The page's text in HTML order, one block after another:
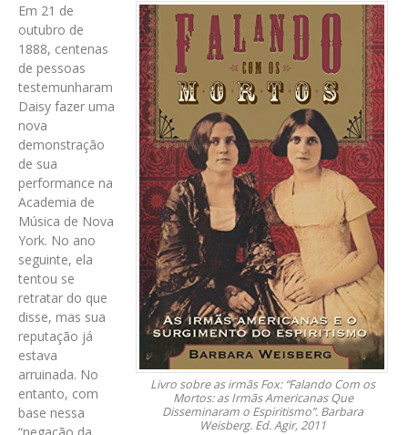
Livro sobre as irmãs Fox: “Falando Com os
Mortos: as Irmãs Americanas Que
Disseminaram o Espiritismo”. Barbara
Weisberg. Ed. Agir, 2011
Em 21 de
outubro de
1888, centenas
de pessoas
testemunharam
Daisy fazer uma
nova
demonstração
de sua
performance na
Academia de
Música de Nova
York. No ano
seguinte, ela
tentou se
retratar do que
disse, mas sua
reputação já
estava
arruinada. No
entanto, com
base nessa